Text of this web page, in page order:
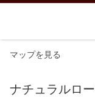
マップを見る
ナチュラルロ